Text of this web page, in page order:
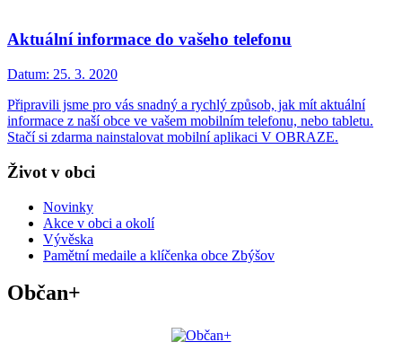
Aktuální informace do vašeho telefonu
Datum: 25. 3. 2020
Připravili jsme pro vás snadný a rychlý způsob, jak mít aktuální
informace z naší obce ve vašem mobilním telefonu, nebo tabletu.
Stačí si zdarma nainstalovat mobilní aplikaci V OBRAZE.
Život v obci
Novinky
Akce v obci a okolí
Vývěska
Pamětní medaile a klíčenka obce Zbýšov
Občan+